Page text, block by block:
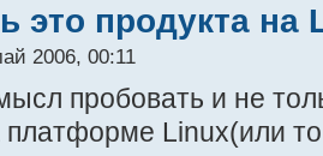
это продукта на
2006, 00:11
пробовать и не
Linux(или